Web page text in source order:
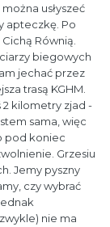
usłyszeć
apteczkę. Po
Równią.
biegowych
jechać przez
trasą KGHM.
kilometry zjad -
sama, więc
pod koniec
Grzesiu
Jemy pyszny
czy wybrać
nie ma